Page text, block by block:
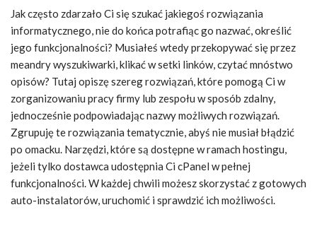
Jak często zdarzało Ci się szukać jakiegoś rozwiązania
informatycznego, nie do końca potrafiąc go nazwać, określić
jego funkcjonalności? Musiałeś wtedy przekopywać się przez
meandry wyszukiwarki, klikać w setki linków, czytać mnóstwo
opisów? Tutaj opiszę szereg rozwiązań, które pomogą Ci w
zorganizowaniu pracy firmy lub zespołu w sposób zdalny,
jednocześnie podpowiadając nazwy możliwych rozwiązań.
Zgrupuję te rozwiązania tematycznie, abyś nie musiał błądzić
po omacku. Narzędzi, które są dostępne w ramach hostingu,
jeżeli tylko dostawca udostępnia Ci cPanel w pełnej
funkcjonalności. W każdej chwili możesz skorzystać z gotowych
auto-instalatorów, uruchomić i sprawdzić ich możliwości.